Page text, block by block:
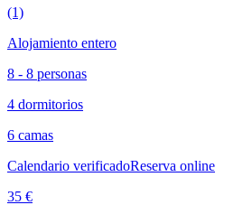
(1)
Alojamiento entero
8 - 8 personas
4 dormitorios
6 camas
Calendario verificadoReserva online
35 €